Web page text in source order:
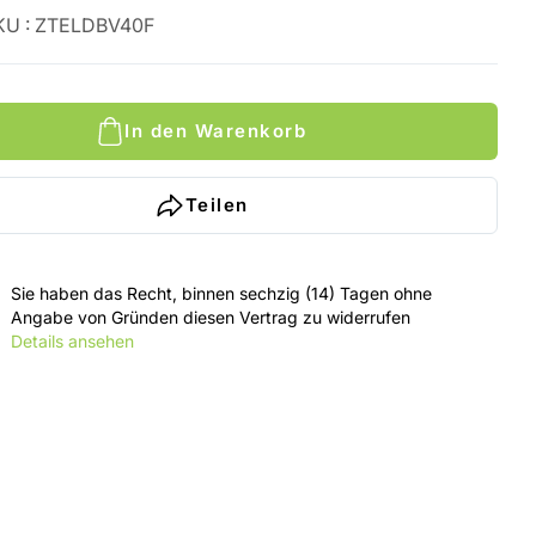
: ZTELDBV40F
In den Warenkorb
Teilen
Sie haben das Recht, binnen sechzig (14) Tagen ohne
Angabe von Gründen diesen Vertrag zu widerrufen
Details ansehen